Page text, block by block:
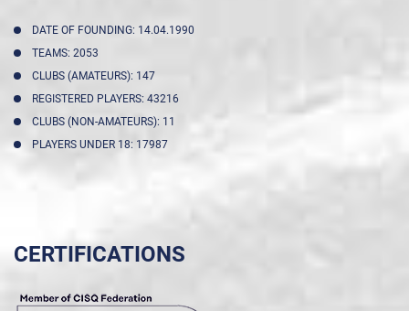
DATE OF FOUNDING: 14.04.1990
TEAMS: 2053
CLUBS (AMATEURS): 147
REGISTERED PLAYERS: 43216
CLUBS (NON-AMATEURS): 11
PLAYERS UNDER 18: 17987
CERTIFICATIONS